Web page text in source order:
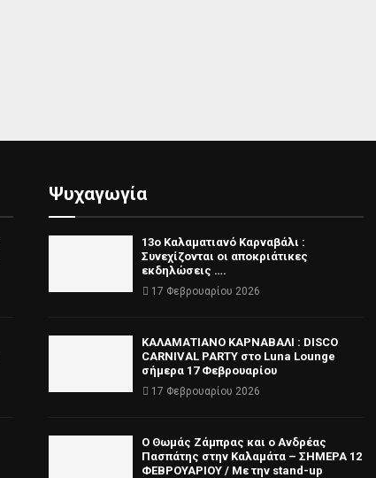
Ψυχαγωγία
13ο Καλαματιανό Καρναβάλι :
Συνεχίζονται οι αποκριάτικες
εκδηλώσεις ….
17 Φεβρουαρίου 2026
ΚΑΛΑΜΑΤΙΑΝΟ ΚΑΡΝΑΒΑΛΙ : DISCO
CARNIVAL PARTY στο Luna Lounge
σήμερα 17 Φεβρουαρίου
17 Φεβρουαρίου 2026
Ο Θωμάς Ζάμπρας και ο Ανδρέας
Πασπάτης στην Καλαμάτα – ΣΗΜΕΡΑ 12
ΦΕΒΡΟΥΑΡΙΟΥ / Με την stand-up